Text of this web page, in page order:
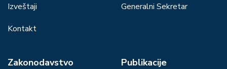
Izveštaji
Kontakt
Generalni Sekretar
Zakonodavstvo Publikacije